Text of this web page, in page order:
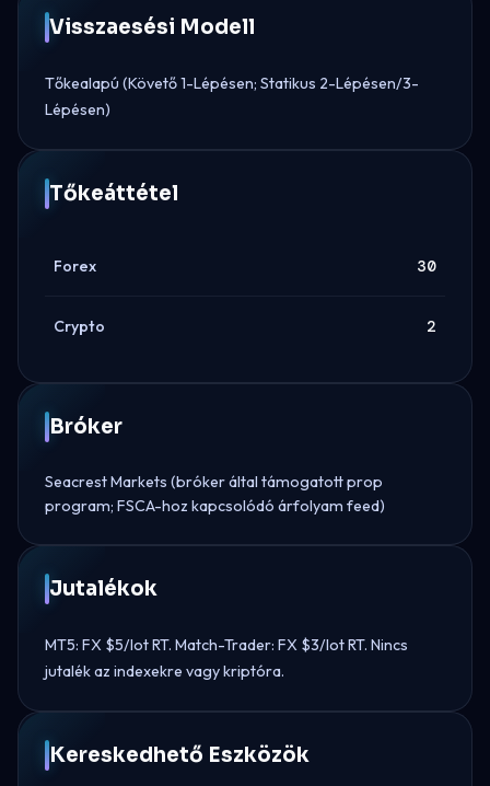
Visszaesési Modell
Tőkealapú (Követő 1-Lépésen; Statikus 2-Lépésen/3-
Lépésen)
Tőkeáttétel
Forex 30
Crypto 2
Bróker
Seacrest Markets (bróker által támogatott prop
program; FSCA-hoz kapcsolódó árfolyam feed)
Jutalékok
MT5: FX $5/lot RT. Match-Trader: FX $3/lot RT. Nincs
jutalék az indexekre vagy kriptóra.
Kereskedhető Eszközök